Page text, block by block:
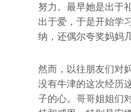
努力。最早她是出于
出于爱，于是开始学
纳，还偶尔夸奖妈妈
然而，以往朋友们对
没有牛津的这次经历
子的心。哥哥姐姐们